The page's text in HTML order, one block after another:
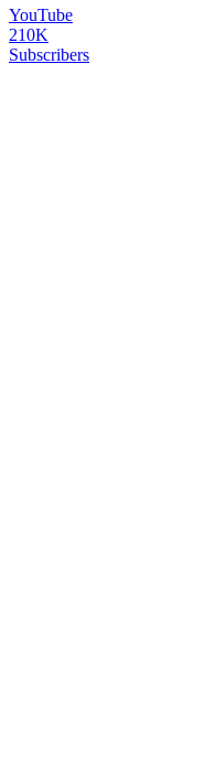
YouTube
210K
Subscribers